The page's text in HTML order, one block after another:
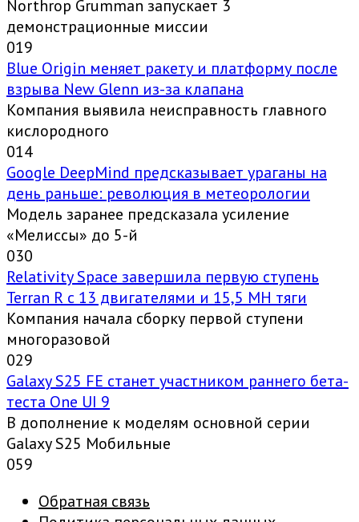
Northrop Grumman запускает 3
демонстрационные миссии
019
Blue Origin меняет ракету и платформу после
взрыва New Glenn из-за клапана
Компания выявила неисправность главного
кислородного
014
Google DeepMind предсказывает ураганы на
день раньше: революция в метеорологии
Модель заранее предсказала усиление
«Мелиссы» до 5-й
030
Relativity Space завершила первую ступень
Terran R с 13 двигателями и 15,5 МН тяги
Компания начала сборку первой ступени
многоразовой
029
Galaxy S25 FE станет участником раннего бета-
теста One UI 9
В дополнение к моделям основной серии
Galaxy S25 Мобильные
059
Обратная связь